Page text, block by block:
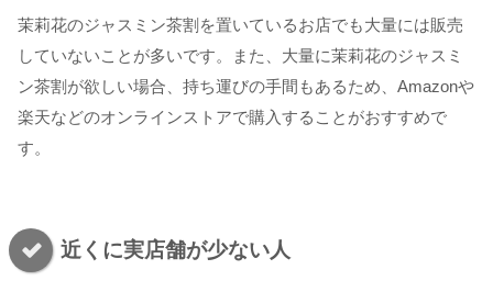
茉莉花のジャスミン茶割を置いているお店でも大量には販売
していないことが多いです。また、大量に茉莉花のジャスミ
ン茶割が欲しい場合、持ち運びの手間もあるため、Amazonや
楽天などのオンラインストアで購入することがおすすめで
す。
近くに実店舗が少ない人